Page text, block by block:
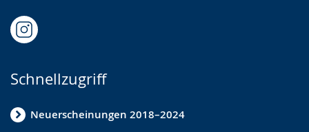
Schnellzugriff
Neuerscheinungen 2018–2024